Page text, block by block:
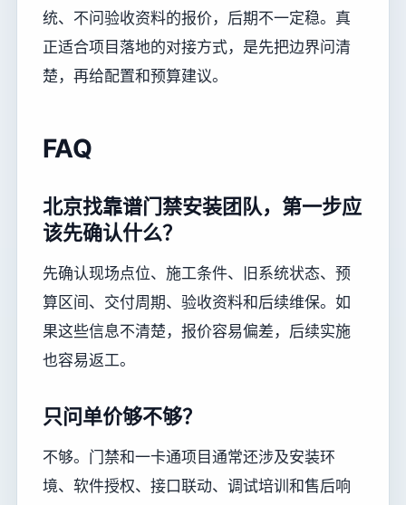
统、不问验收资料的报价，后期不一定稳。真
正适合项目落地的对接方式，是先把边界问清
楚，再给配置和预算建议。
FAQ
北京找靠谱门禁安装团队，第一步应
该先确认什么？
先确认现场点位、施工条件、旧系统状态、预
算区间、交付周期、验收资料和后续维保。如
果这些信息不清楚，报价容易偏差，后续实施
也容易返工。
只问单价够不够？
不够。门禁和一卡通项目通常还涉及安装环
境、软件授权、接口联动、调试培训和售后响